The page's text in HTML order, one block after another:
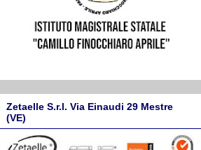
Zetaelle S.r.l. Via Einaudi 29 Mestre
(VE)